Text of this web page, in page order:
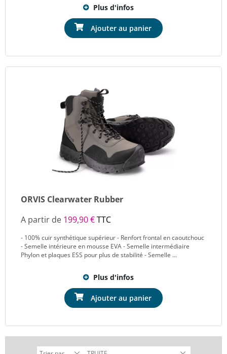
Plus d'infos
Ajouter au panier
ORVIS Clearwater Rubber
A partir de 199,90 €TTC
- 100% cuir synthétique supérieur - Renfort frontal en caoutchouc
- Semelle intérieure en mousse EVA - Semelle intermédiaire
Phylon et plaques ESS pour plus de stabilité - Semelle ...
Plus d'infos
Ajouter au panier